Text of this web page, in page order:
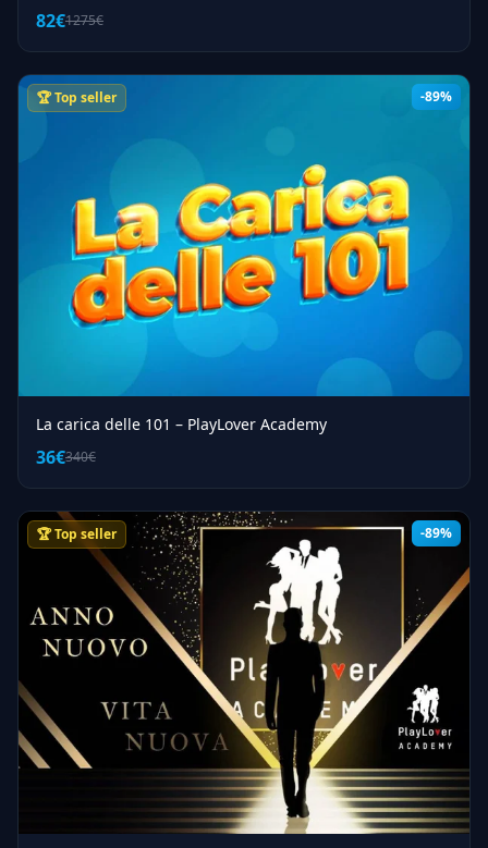
82€1275€
-89%
🏆 Top seller
La carica delle 101 – PlayLover Academy
36€340€
-89%
🏆 Top seller